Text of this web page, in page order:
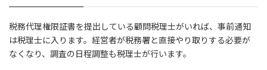
税務代理権限証書を提出している顧問税理士がいれば、事前通知
は税理士に入ります。経営者が税務署と直接やり取りする必要が
なくなり、調査の日程調整も税理士が行います。